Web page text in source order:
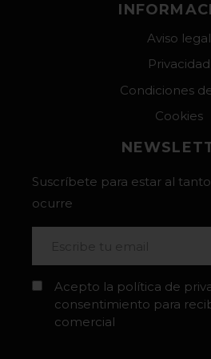
Aviso legal
Privacidad
Condiciones
Cookies
Suscríbete para estar al
ocurre
Acepto la política de
consentimiento para
comercial